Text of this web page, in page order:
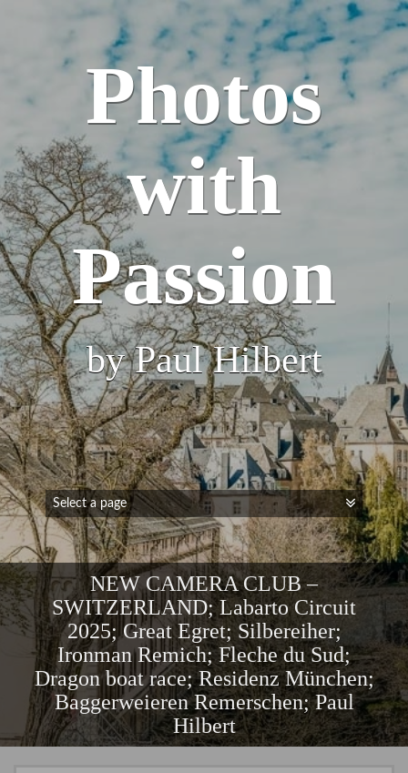
Photos
with
Passion
by Paul Hilbert
NEW CAMERA CLUB –
SWITZERLAND; Labarto Circuit
2025; Great Egret; Silbereiher;
Ironman Remich; Fleche du Sud;
Dragon boat race; Residenz München;
Baggerweieren Remerschen; Paul
Hilbert